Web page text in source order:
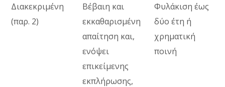
Διακεκριμένη
(παρ. 2)
Βέβαιη και
εκκαθαρισμένη
απαίτηση και,
ενόψει
επικείμενης
εκπλήρωσης,
Φυλάκιση έως
δύο έτη ή
χρηματική
ποινή